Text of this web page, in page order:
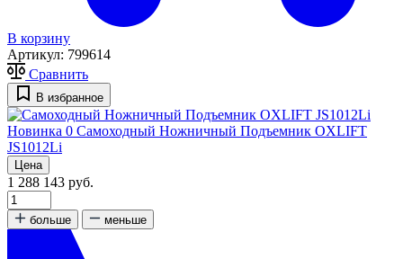
В корзину
Артикул: 799614
Сравнить
В избранное
Новинка 0 Самоходный Ножничный Подъемник OXLIFT
JS1012Li
Цена
1 288 143 руб.
больше меньше